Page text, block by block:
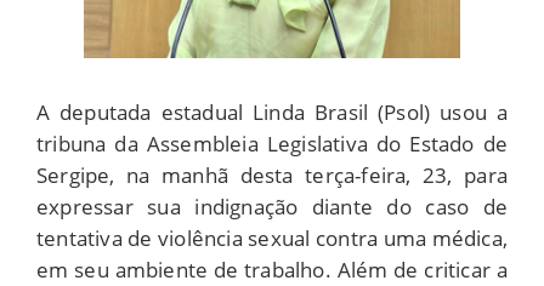
A deputada estadual Linda Brasil (Psol) usou a
tribuna da Assembleia Legislativa do Estado de
Sergipe, na manhã desta terça-feira, 23, para
expressar sua indignação diante do caso de
tentativa de violência sexual contra uma médica,
em seu ambiente de trabalho. Além de criticar a